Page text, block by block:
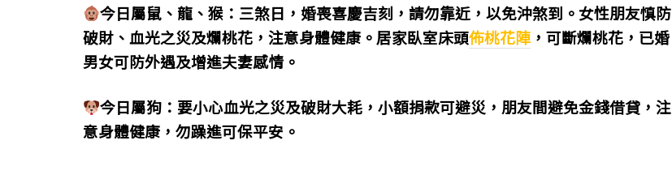
今日屬鼠、龍、猴：三煞日， 婚喪喜慶吉刻，請勿靠近，以免沖煞到。 女性朋友慎防
破財、血光之災及爛桃花，注意身體健康。居家臥室床頭佈桃花陣 ，可斷爛桃花，已婚
男女可防外遇及增進夫妻感情。
今日屬狗：要小心血光之災及破財大耗，小額捐款可避災，朋友間避免金錢借貸，注
意身體健康，勿躁進可保平安。